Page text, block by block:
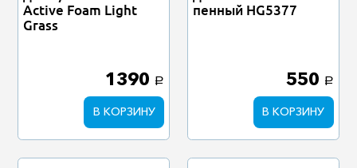
Active Foam Light
Grass
1390 a
В КОРЗИНУ
пенный HG5377
550 a
В КОРЗИНУ